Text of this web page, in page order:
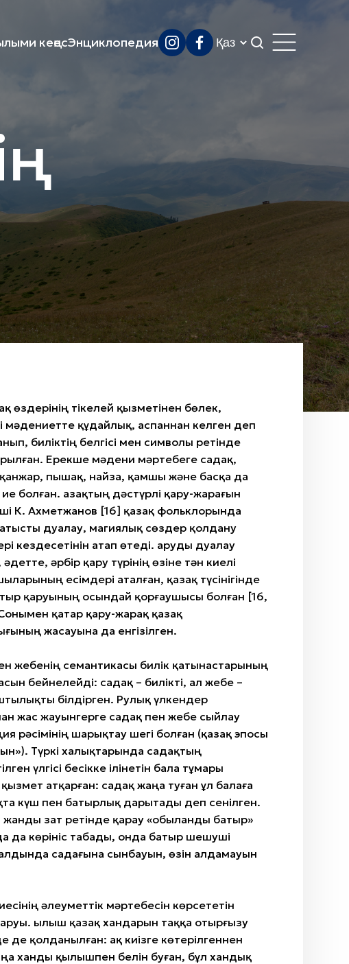
кеңесЭнциклопедия
өздерінің тікелей қызметінен бөлек,
мәдениетте құдайлық, аспаннан келген деп
биліктің белгісі мен символы ретінде
Ерекше мәдени мәртебеге садақ,
пышақ, найза, қамшы және басқа да
болған. Қазақтың дәстүрлі қару-жарағын
К. Ахметжанов [16] қазақ фольклорында
дуалау, магиялық сөздер қолдану
кездесетінін атап өтеді. Қаруды дуалау
әрбір қару түрінің өзіне тән киелі
есімдері аталған, қазақ түсінігінде
қаруының осындай қорғаушысы болған [16,
қатар қару-жарақ қазақ
жасауына да енгізілген.
жебенің семантикасы билік қатынастарының
бейнелейді: садақ – билікті, ал жебе –
білдірген. Рулық үлкендер
жас жауынгерге садақ пен жебе сыйлау
рәсімінің шарықтау шегі болған (қазақ эпосы
Түркі халықтарында садақтың
үлгісі бесікке ілінетін бала тұмары
атқарған: садақ жаңа туған ұл балаға
күш пен батырлық дарытады деп сенілген.
жанды зат ретінде қарау «Қобыланды батыр»
да көрініс табады, онда батыр шешуші
садағына сынбауын, өзін алдамауын
әлеуметтік мәртебесін көрсететін
Қылыш қазақ хандарын таққа отырғызу
де қолданылған: ақ киізге көтерілгеннен
ханды қылышпен белін буған, бұл хандық